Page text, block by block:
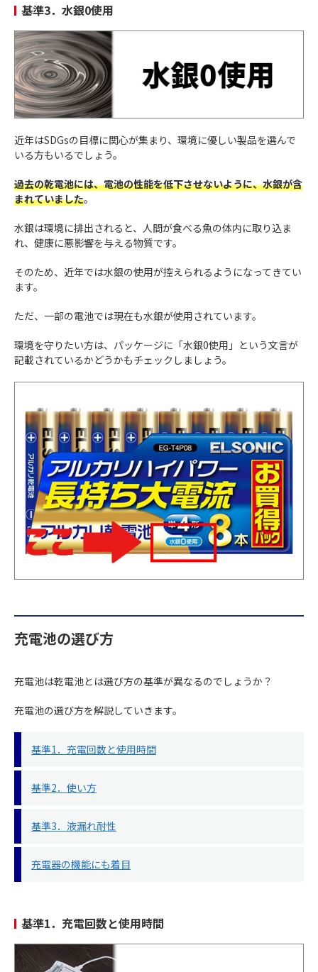
基準3．水銀0使用
近年はSDGsの目標に関心が集まり、環境に優しい製品を選んで
いる方もいるでしょう。
過去の乾電池には、電池の性能を低下させないように、水銀が含
まれていました。
水銀は環境に排出されると、人間が食べる魚の体内に取り込ま
れ、健康に悪影響を与える物質です。
そのため、近年では水銀の使用が控えられるようになってきてい
ます。
ただ、一部の電池では現在も水銀が使用されています。
環境を守りたい方は、パッケージに「水銀0使用」という文言が
記載されているかどうかもチェックしましょう。
充電池の選び方
充電池は乾電池とは選び方の基準が異なるのでしょうか？
充電池の選び方を解説していきます。
基準1．充電回数と使用時間
基準2．使い方
基準3．液漏れ耐性
充電器の機能にも着目
基準1．充電回数と使用時間